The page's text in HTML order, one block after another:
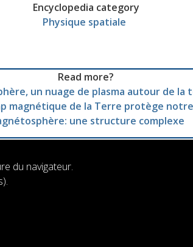
Encyclopedia category
Physique spatiale
Read more?
un nuage de plasma autour de la
magnétique de la Terre protège
une structure complexe
du navigateur.